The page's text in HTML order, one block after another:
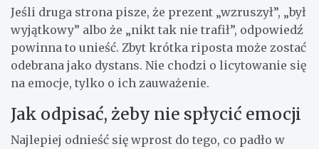
Jeśli druga strona pisze, że prezent „wzruszył”, „był
wyjątkowy” albo że „nikt tak nie trafił”, odpowiedź
powinna to unieść. Zbyt krótka riposta może zostać
odebrana jako dystans. Nie chodzi o licytowanie się
na emocje, tylko o ich zauważenie.
Jak odpisać, żeby nie spłycić emocji
Najlepiej odnieść się wprost do tego, co padło w